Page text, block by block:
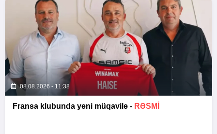
08.08.2026 - 11:38
Fransa klubunda yeni müqavilə - RƏSMİ